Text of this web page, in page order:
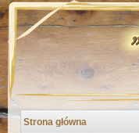
Strona główna